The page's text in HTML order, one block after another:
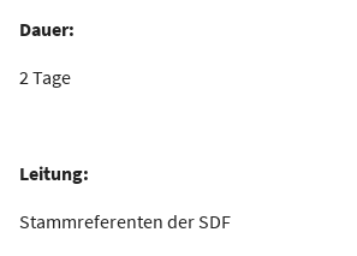
Dauer:
2 Tage
Leitung:
Stammreferenten der SDF